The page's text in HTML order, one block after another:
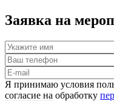
Заявка на
Я принимаю условия
согласие на обработку